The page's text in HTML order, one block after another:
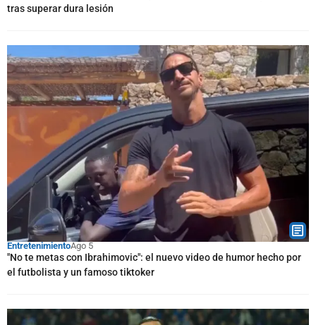
tras superar dura lesión
EntretenimientoAgo 5
"No te metas con Ibrahimovic": el nuevo video de humor hecho por
el futbolista y un famoso tiktoker